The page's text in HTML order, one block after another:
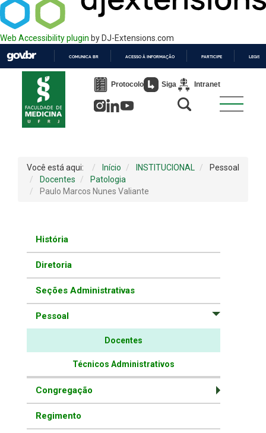
Web Accessibility plugin by DJ-Extensions.com
PARA
COMUNICA BR ACESSO À INFORMAÇÃO PARTICIPE
Protocolo Siga Intranet
Você está aqui: Início INSTITUCIONAL
Pessoal
Docentes
Patologia
Paulo Marcos Nunes Valiante
História
Diretoria
Seções Administrativas
Pessoal
Docentes
Técnicos Administrativos
Congregação
Regimento